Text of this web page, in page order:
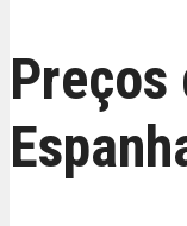
Preços